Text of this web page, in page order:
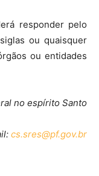
responder pelo
ou quaisquer
ou entidades
no espírito Santo
cs.sres@pf.gov.br